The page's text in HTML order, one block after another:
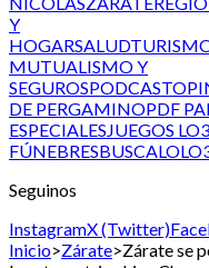
Y
HOGARSALUD
MUTUALISMO Y
SEGUROSPODCAST
DE PERGAMINOPDF
ESPECIALESJUEGOS
FÚNEBRESBUSCALO
Seguinos
InstagramX (Twitter)
Inicio>Zárate>Zárate se